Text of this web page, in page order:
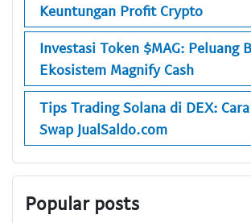
Keuntungan Profit Crypto
Investasi Token $MAG: Peluang
Ekosistem Magnify Cash
Tips Trading Solana di DEX:
Swap JualSaldo.com
Popular posts